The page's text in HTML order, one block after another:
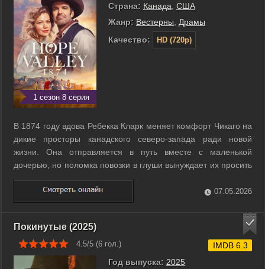
1 сезон 8 серия
Страна: Канада США
Жанр: Вестерны
Драмы
Качество:
HD (720p)
В 1874 году вдова Ребекка Кларк меняет комфорт Чикаго на
дикие просторы канадского северо-запада ради новой
жизни. Она отправляется в путь вместе с маленькой
дочерью, но поломка повозки в глуши вынуждает их просить
помощи у сурового фермера. Первым испытанием
становится простая ночевка под открытым небом, где
каждая тень в лесу кажется угрозой. ...
07.05.2026
Покинутые (2025)
4.5/5 (6 гол.)
Год выпуска: 2025
IMDB 6.3